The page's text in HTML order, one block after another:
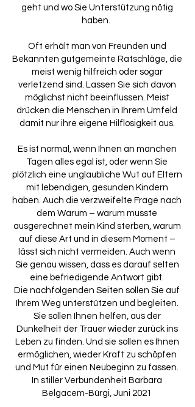
geht und wo Sie Unterstützung nötig
haben.
Oft erhält man von Freunden und
Bekannten gutgemeinte Ratschläge, die
meist wenig hilfreich oder sogar
verletzend sind. Lassen Sie sich davon
möglichst nicht beeinflussen. Meist
drücken die Menschen in Ihrem Umfeld
damit nur ihre eigene Hilflosigkeit aus.
Es ist normal, wenn Ihnen an manchen
Tagen alles egal ist, oder wenn Sie
plötzlich eine unglaubliche Wut auf Eltern
mit lebendigen, gesunden Kindern
haben. Auch die verzweifelte Frage nach
dem Warum – warum musste
ausgerechnet mein Kind sterben, warum
auf diese Art und in diesem Moment –
lässt sich nicht vermeiden. Auch wenn
Sie genau wissen, dass es darauf selten
eine befriedigende Antwort gibt.
Die nachfolgenden Seiten sollen Sie auf
Ihrem Weg unterstützen und begleiten.
Sie sollen Ihnen helfen, aus der
Dunkelheit der Trauer wieder zurück ins
Leben zu finden. Und sie sollen es Ihnen
ermöglichen, wieder Kraft zu schöpfen
und Mut für einen Neubeginn zu fassen.
In stiller Verbundenheit Barbara
Belgacem-Bürgi, Juni 2021